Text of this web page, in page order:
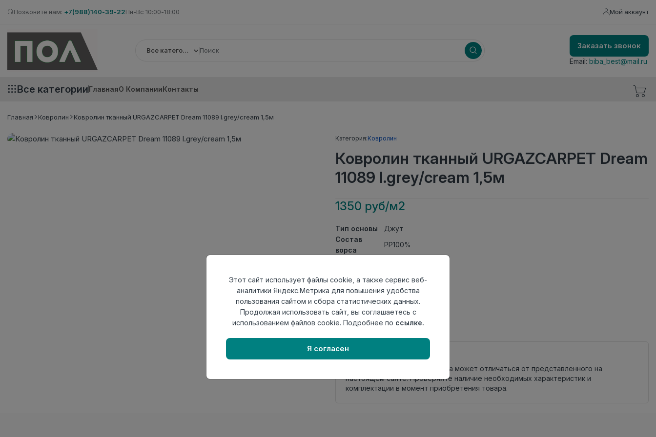
Позвоните нам: +7(988)140-39-22Пн-Вс 10:00-18:00 Мой аккаунт
Все категории
Заказать звонок
Email: biba_best@mail.ru
Все категорииГлавнаяО КомпанииКонтакты
Главная Ковролин Ковролин тканный URGAZCARPET Dream 11089 l.grey/cream 1,5м
Категория:Ковролин
Ковролин тканный URGAZCARPET Dream
11089 l.grey/cream 1,5м
1350 руб/м2
Тип основы
Джут
Состав
ворса
PP100%
рулона
1,5
Актуальность Актуален
Вид
ковролина
Ковролин тканный
Страна
Нет в наличии
Внимание! Внешний вид товара может отличаться от представленного на
настоящем сайте. Проверяйте наличие необходимых характеристик и
комплектации в момент приобретения товара.
Этот сайт использует файлы cookie, а также сервис веб-
аналитики Яндекс.Метрика для повышения удобства
пользования сайтом и сбора статистических данных.
Продолжая использовать сайт, вы соглашаетесь с
использованием файлов cookie. Подробнее по ссылке.
Я согласен